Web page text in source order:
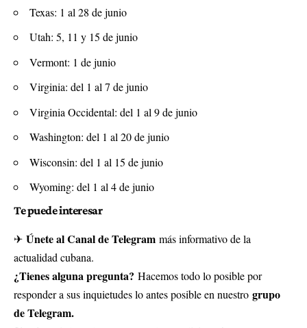
Texas: 1 al 28 de junio
Utah: 5, 11 y 15 de junio
Vermont: 1 de junio
Virginia: del 1 al 7 de junio
Virginia Occidental: del 1 al 9 de junio
Washington: del 1 al 20 de junio
Wisconsin: del 1 al 15 de junio
Wyoming: del 1 al 4 de junio
Te puede interesar
✈ Únete al Canal de Telegram más informativo de la
actualidad cubana.
¿Tienes alguna pregunta? Hacemos todo lo posible por
responder a sus inquietudes lo antes posible en nuestro grupo
de Telegram.